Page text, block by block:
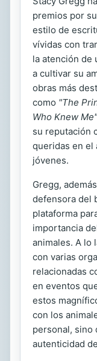
premios por
estilo de
vívidas con
la atención de
a cultivar su
obras más
como "The
Who Knew Me"
su reputación
queridas en el
jóvenes.
Gregg,
defensora del
plataforma
importancia
animales. A lo
con varias
relacionadas
en eventos
estos
con los
personal, sino
autenticidad